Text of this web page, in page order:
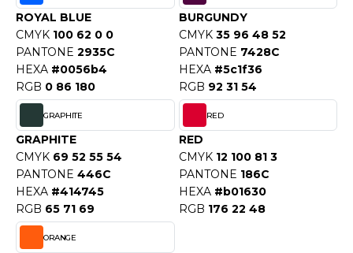
SERIE
ROYAL BLUE
CMYK 100 62 0 0
PANTONE 2935C
HEXA #0056b4
RGB 0 86 180
BURGUNDY
CMYK 35 96 48 52
PANTONE 7428C
HEXA #5c1f36
RGB 92 31 54
GRAPHITE
GRAPHITE
CMYK 69 52 55 54
PANTONE 446C
HEXA #414745
RGB 65 71 69
RED
RED
CMYK 12 100 81 3
PANTONE 186C
HEXA #b01630
RGB 176 22 48
ORANGE